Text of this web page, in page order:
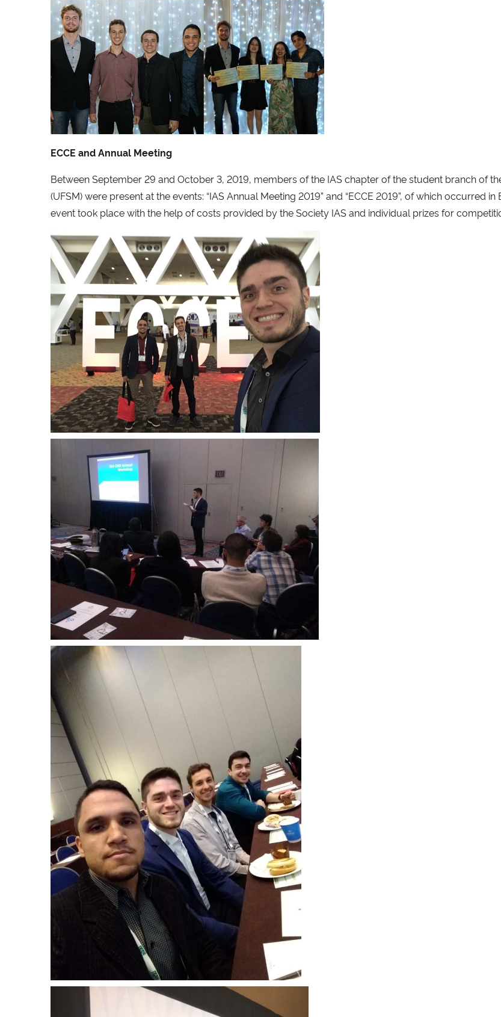
ECCE and Annual Meeting
Between September 29 and October 3, 2019, members of the IAS chapter of the student branch of
(UFSM) were present at the events: “IAS Annual Meeting 2019” and “ECCE 2019”, of which occurred
event took place with the help of costs provided by the Society IAS and individual prizes for